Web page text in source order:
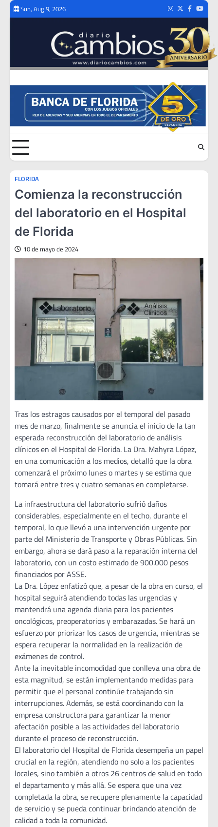
Skip
Sun, Aug 9, 2026 Instagram
TwitterFacebook
FLORIDA
Comienza la reconstrucción
del laboratorio en el Hospital
de Florida
10 de mayo de 2024
Tras los estragos causados por el temporal del pasado
mes de marzo, finalmente se anuncia el inicio de la tan
esperada reconstrucción del laboratorio de análisis
clínicos en el Hospital de Florida. La Dra. Mahyra López,
en una comunicación a los medios, detalló que la obra
comenzará el próximo lunes o martes y se estima que
tomará entre tres y cuatro semanas en completarse.
La infraestructura del laboratorio sufrió daños
considerables, especialmente en el techo, durante el
temporal, lo que llevó a una intervención urgente por
parte del Ministerio de Transporte y Obras Públicas. Sin
embargo, ahora se dará paso a la reparación interna del
laboratorio, con un costo estimado de 900.000 pesos
financiados por ASSE.
La Dra. López enfatizó que, a pesar de la obra en curso, el
hospital seguirá atendiendo todas las urgencias y
mantendrá una agenda diaria para los pacientes
oncológicos, preoperatorios y embarazadas. Se hará un
esfuerzo por priorizar los casos de urgencia, mientras se
espera recuperar la normalidad en la realización de
exámenes de control.
Ante la inevitable incomodidad que conlleva una obra de
esta magnitud, se están implementando medidas para
permitir que el personal continúe trabajando sin
interrupciones. Además, se está coordinando con la
empresa constructora para garantizar la menor
afectación posible a las actividades del laboratorio
durante el proceso de reconstrucción.
El laboratorio del Hospital de Florida desempeña un papel
crucial en la región, atendiendo no solo a los pacientes
locales, sino también a otros 26 centros de salud en todo
el departamento y más allá. Se espera que una vez
completada la obra, se recupere plenamente la capacidad
de servicio y se pueda continuar brindando atención de
calidad a toda la comunidad.